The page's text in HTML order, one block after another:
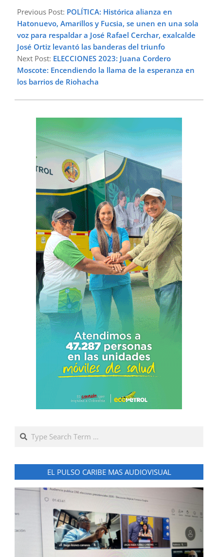
05-
07
Previous Post: POLÍTICA: Histórica alianza en
Hatonuevo, Amarillos y Fucsia, se unen en una sola
voz para respaldar a José Rafael Cerchar, exalcalde
José Ortiz levantó las banderas del triunfo
Next Post: ELECCIONES 2023: Juana Cordero
Moscote: Encendiendo la llama de la esperanza en
los barrios de Riohacha
Search
EL PULSO CARIBE MAS AUDIOVISUAL